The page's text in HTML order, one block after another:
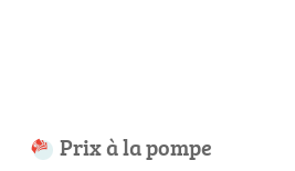
Prix à la pompe